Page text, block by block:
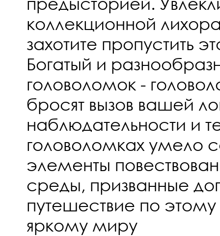
коллекционной
захотите пропустить
Богатый и
головоломок -
бросят вызов вашей
наблюдательности и
головоломках умело
элементы
среды, призванные
путешествие по
яркому миру